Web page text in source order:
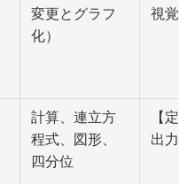
変更とグラフ
化）
視覚
計算、連立方
程式、図形、
四分位
【
出力